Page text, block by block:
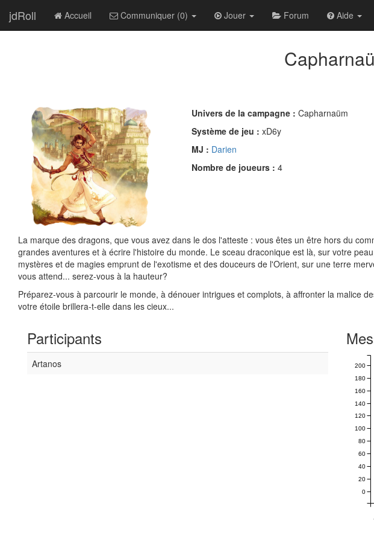
jdRoll Accueil Communiquer (0) Jouer Forum Aide
Univers de la campagne : Capharnaüm
Système de jeu : xD6y
MJ : Darien
Nombre de joueurs : 4
La marque des dragons, que vous avez dans le dos l'atteste : vous êtes un être hors du
grandes aventures et à écrire l'histoire du monde. Le sceau draconique est là, sur votre
mystères et de magies emprunt de l'exotisme et des douceurs de l'Orient, sur une terre
vous attend... serez-vous à la hauteur?
Préparez-vous à parcourir le monde, à dénouer intrigues et complots, à affronter la malice
votre étoile brillera-t-elle dans les cieux...
Participants
Artanos
0
20
40
60
80
100
120
140
160
180
200